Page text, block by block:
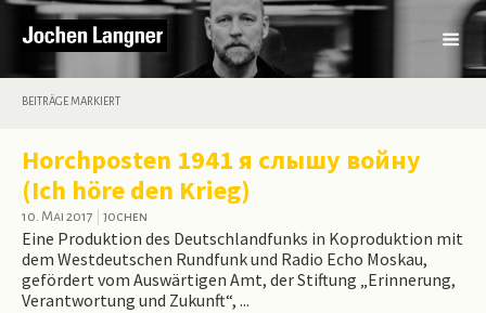
BEITRÄGE MARKIERT
Horchposten 1941 я слышу войну
(Ich höre den Krieg)
10. Mai 2017 jochen
Eine Produktion des Deutschlandfunks in Koproduktion mit
dem Westdeutschen Rundfunk und Radio Echo Moskau,
gefördert vom Auswärtigen Amt, der Stiftung „Erinnerung,
Verantwortung und Zukunft“, ...